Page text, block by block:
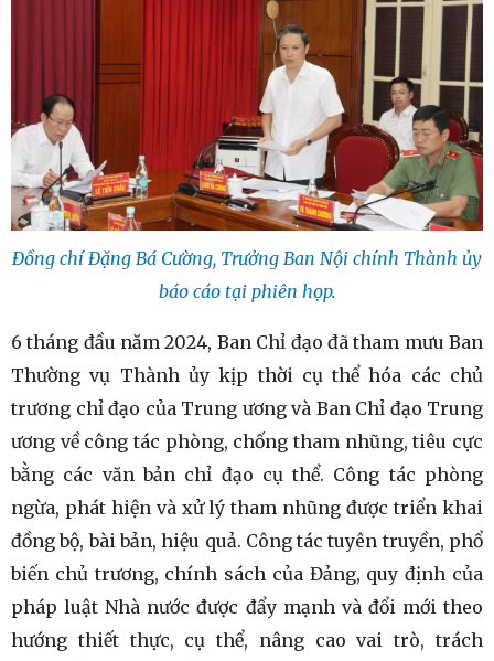
Đồng chí Đặng Bá Cường, Trưởng Ban Nội chính Thành ủy
báo cáo tại phiên họp.
6 tháng đầu năm 2024, Ban Chỉ đạo đã tham mưu Ban
Thường vụ Thành ủy kịp thời cụ thể hóa các chủ
trương chỉ đạo của Trung ương và Ban Chỉ đạo Trung
ương về công tác phòng, chống tham nhũng, tiêu cực
bằng các văn bản chỉ đạo cụ thể. Công tác phòng
ngừa, phát hiện và xử lý tham nhũng được triển khai
đồng bộ, bài bản, hiệu quả. Công tác tuyên truyền, phổ
biến chủ trương, chính sách của Đảng, quy định của
pháp luật Nhà nước được đẩy mạnh và đổi mới theo
hướng thiết thực, cụ thể, nâng cao vai trò, trách